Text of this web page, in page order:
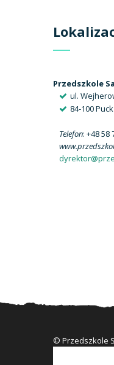
Przedszkole
ul.
84-100 Puck
Telefon: +48 58
© Przedszkole